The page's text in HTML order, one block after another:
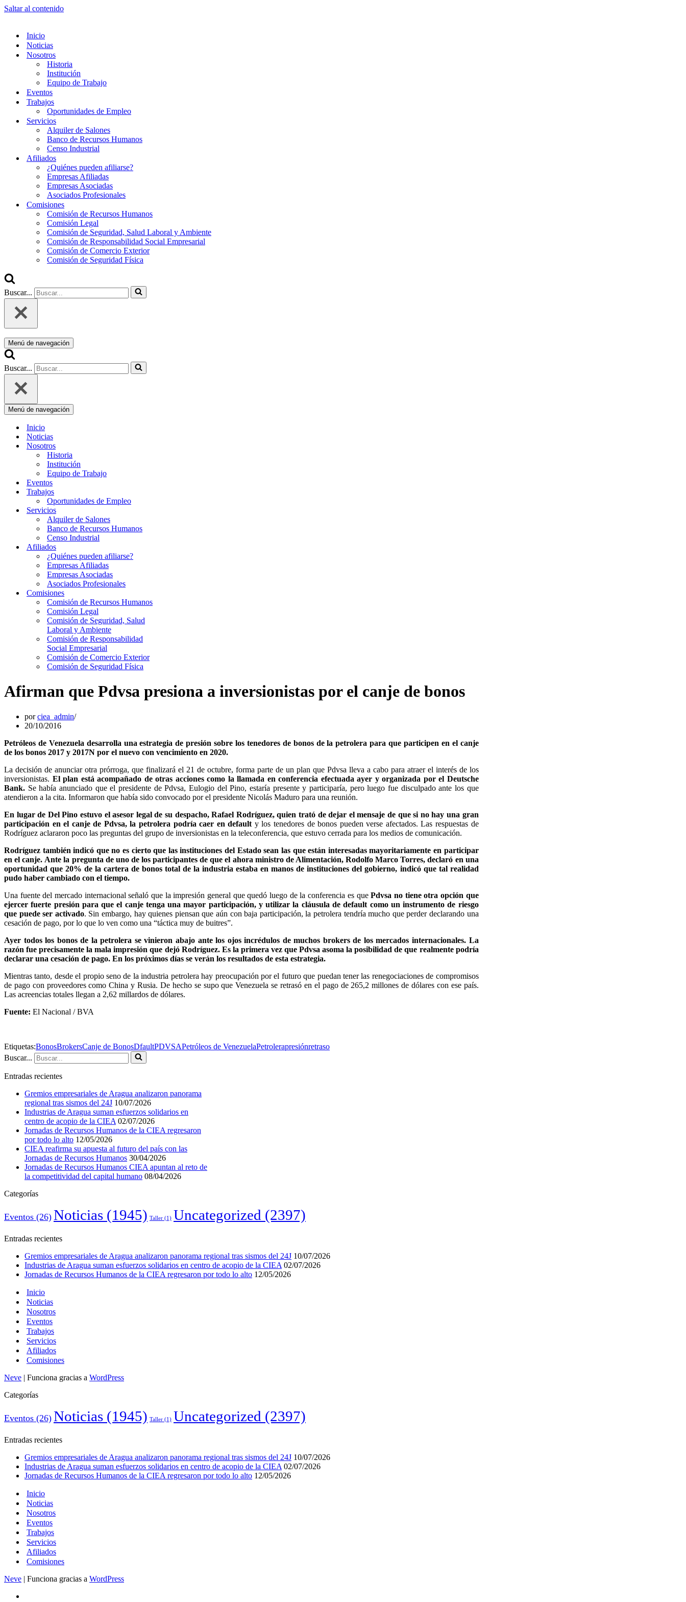
Saltar al contenido
Inicio
Noticias
Nosotros
Historia
Institución
Equipo de Trabajo
Eventos
Trabajos
Oportunidades de Empleo
Servicios
Alquiler de Salones
Banco de Recursos Humanos
Censo Industrial
Afiliados
¿Quiénes pueden afiliarse?
Empresas Afiliadas
Empresas Asociadas
Asociados Profesionales
Comisiones
Comisión de Recursos Humanos
Comisión Legal
Comisión de Seguridad, Salud Laboral y Ambiente
Comisión de Responsabilidad Social Empresarial
Comisión de Comercio Exterior
Comisión de Seguridad Física
Buscar...
Menú de navegación
Buscar...
Menú de navegación
Inicio
Noticias
Nosotros
Historia
Institución
Equipo de Trabajo
Eventos
Trabajos
Oportunidades de Empleo
Servicios
Alquiler de Salones
Banco de Recursos Humanos
Censo Industrial
Afiliados
¿Quiénes pueden afiliarse?
Empresas Afiliadas
Empresas Asociadas
Asociados Profesionales
Comisiones
Comisión de Recursos Humanos
Comisión Legal
Comisión de Seguridad, Salud
Laboral y Ambiente
Comisión de Responsabilidad
Social Empresarial
Comisión de Comercio Exterior
Comisión de Seguridad Física
Afirman que Pdvsa presiona a inversionistas por el canje de bonos
porciea_admin
20/10/2016
Petróleos de Venezuela desarrolla una estrategia de presión sobre los tenedores de bonos de la petrolera para que participen en el canje
de los bonos 2017 y 2017N por el nuevo con vencimiento en 2020.
La decisión de anunciar otra prórroga, que finalizará el 21 de octubre, forma parte de un plan que Pdvsa lleva a cabo para atraer el interés de los
inversionistas. El plan está acompañado de otras acciones como la llamada en conferencia efectuada ayer y organizada por el Deutsche
Bank. Se había anunciado que el presidente de Pdvsa, Eulogio del Pino, estaría presente y participaría, pero luego fue disculpado ante los que
atendieron a la cita. Informaron que había sido convocado por el presidente Nicolás Maduro para una reunión.
En lugar de Del Pino estuvo el asesor legal de su despacho, Rafael Rodríguez, quien trató de dejar el mensaje de que si no hay una gran
participación en el canje de Pdvsa, la petrolera podría caer en default y los tenedores de bonos pueden verse afectados. Las respuestas de
Rodríguez aclararon poco las preguntas del grupo de inversionistas en la teleconferencia, que estuvo cerrada para los medios de comunicación.
Rodríguez también indicó que no es cierto que las instituciones del Estado sean las que están interesadas mayoritariamente en participar
en el canje. Ante la pregunta de uno de los participantes de que el ahora ministro de Alimentación, Rodolfo Marco Torres, declaró en una
oportunidad que 20% de la cartera de bonos total de la industria estaba en manos de instituciones del gobierno, indicó que tal realidad
pudo haber cambiado con el tiempo.
Una fuente del mercado internacional señaló que la impresión general que quedó luego de la conferencia es quePdvsa no tiene otra opción que
ejercer fuerte presión para que el canje tenga una mayor participación, y utilizar la cláusula de default como un instrumento de riesgo
que puede ser activado. Sin embargo, hay quienes piensan que aún con baja participación, la petrolera tendría mucho que perder declarando una
cesación de pago, por lo que lo ven como una “táctica muy de buitres”.
Ayer todos los bonos de la petrolera se vinieron abajo ante los ojos incrédulos de muchos brokers de los mercados internacionales. La
razón fue precisamente la mala impresión que dejó Rodríguez. Es la primera vez que Pdvsa asoma la posibilidad de que realmente podría
declarar una cesación de pago. En los próximos días se verán los resultados de esta estrategia.
Mientras tanto, desde el propio seno de la industria petrolera hay preocupación por el futuro que puedan tener las renegociaciones de compromisos
de pago con proveedores como China y Rusia. De hecho se supo que Venezuela se retrasó en el pago de 265,2 millones de dólares con ese país.
Las acreencias totales llegan a 2,62 millardos de dólares.
Fuente: El Nacional / BVA
Etiquetas:BonosBrokersCanje de BonosDfaultPDVSAPetróleos de VenezuelaPetrolerapresiónretraso
Buscar...
Entradas recientes
Gremios empresariales de Aragua analizaron panorama
regional tras sismos del 24J 10/07/2026
Industrias de Aragua suman esfuerzos solidarios en
centro de acopio de la CIEA 02/07/2026
Jornadas de Recursos Humanos de la CIEA regresaron
por todo lo alto 12/05/2026
CIEA reafirma su apuesta al futuro del país con las
Jornadas de Recursos Humanos 30/04/2026
Jornadas de Recursos Humanos CIEA apuntan al reto de
la competitividad del capital humano 08/04/2026
Categorías
Eventos (26) Noticias (1945) Taller (1) Uncategorized (2397)
Entradas recientes
Gremios empresariales de Aragua analizaron panorama regional tras sismos del 24J 10/07/2026
Industrias de Aragua suman esfuerzos solidarios en centro de acopio de la CIEA 02/07/2026
Jornadas de Recursos Humanos de la CIEA regresaron por todo lo alto 12/05/2026
Inicio
Noticias
Nosotros
Eventos
Trabajos
Servicios
Afiliados
Comisiones
Neve | Funciona gracias a WordPress
Categorías
Eventos (26) Noticias (1945) Taller (1) Uncategorized (2397)
Entradas recientes
Gremios empresariales de Aragua analizaron panorama regional tras sismos del 24J 10/07/2026
Industrias de Aragua suman esfuerzos solidarios en centro de acopio de la CIEA 02/07/2026
Jornadas de Recursos Humanos de la CIEA regresaron por todo lo alto 12/05/2026
Inicio
Noticias
Nosotros
Eventos
Trabajos
Servicios
Afiliados
Comisiones
Neve | Funciona gracias a WordPress